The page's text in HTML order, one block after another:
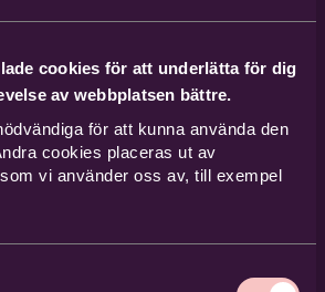
cookies för att underlätta för dig
av webbplatsen bättre.
för att kunna använda den
cookies placeras ut av
vi använder oss av, till exempel